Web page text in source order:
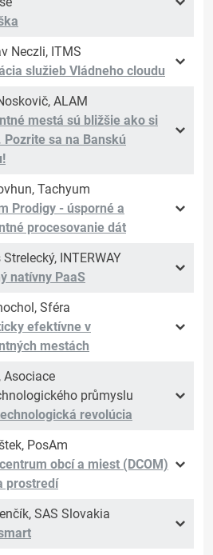
Neczli, ITMS
služieb Vládneho cloudu
ALAM
mestá sú bližšie ako si
Pozrite sa na Banskú
Tachyum
Prodigy - úsporné a
procesovanie dát
INTERWAY
natívny PaaS
Sféra
efektívne v
mestách
Asociace
průmyslu
revolúcia
PosAm
obcí a miest (DCOM)
prostredí
SAS Slovakia